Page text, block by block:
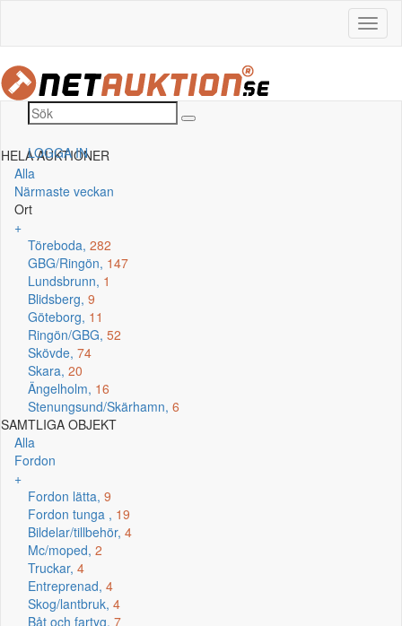
LOGGA IN
HELA AUKTIONER
Alla
Närmaste veckan
Ort
+
Töreboda, 282
GBG/Ringön, 147
Lundsbrunn, 1
Blidsberg, 9
Göteborg, 11
Ringön/GBG, 52
Skövde, 74
Skara, 20
Ängelholm, 16
Stenungsund/Skärhamn, 6
SAMTLIGA OBJEKT
Alla
Fordon
+
Fordon lätta, 9
Fordon tunga , 19
Bildelar/tillbehör, 4
Mc/moped, 2
Truckar, 4
Entreprenad, 4
Skog/lantbruk, 4
Båt och fartyg, 7